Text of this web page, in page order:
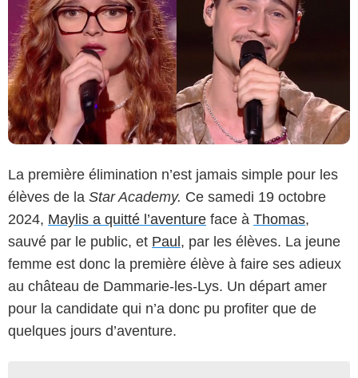
La première élimination n’est jamais simple pour les
élèves de la Star Academy. Ce samedi 19 octobre
2024, Maylis a quitté l’aventure face à Thomas,
sauvé par le public, et Paul , par les élèves. La jeune
femme est donc la première élève à faire ses adieux
au château de Dammarie-les-Lys. Un départ amer
pour la candidate qui n’a donc pu profiter que de
quelques jours d’aventure.